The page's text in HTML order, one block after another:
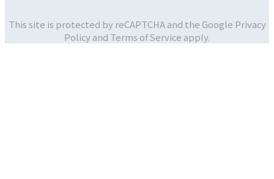
This site is protected by reCAPTCHA and the Google Privacy
Policy and Terms of Service apply.